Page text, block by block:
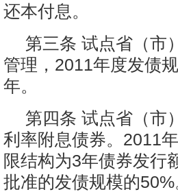
还本付息。
第三条 试点省（市
管理，2011年度发债
年。
第四条 试点省（市
利率附息债券。2011
限结构为3年债券发行
批准的发债规模的50%